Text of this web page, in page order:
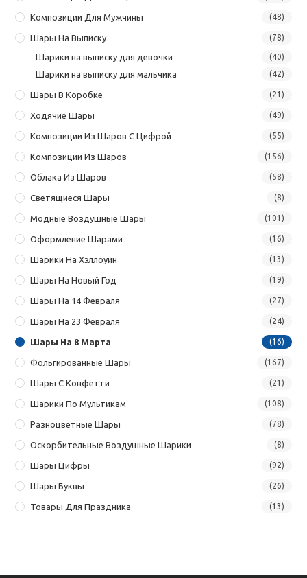
Композиции Для Мужчины (48)
Шары На Выписку (78)
Шарики на выписку для девочки (40)
Шарики на выписку для мальчика (42)
Шары В Коробке (21)
Ходячие Шары (49)
Композиции Из Шаров С Цифрой (55)
Композиции Из Шаров (156)
Облака Из Шаров (58)
Светящиеся Шары (8)
Модные Воздушные Шары (101)
Оформление Шарами (16)
Шарики На Хэллоуин (13)
Шары На Новый Год (19)
Шары На 14 Февраля (27)
Шары На 23 Февраля (24)
Шары На 8 Марта (16)
Фольгированные Шары (167)
Шары С Конфетти (21)
Шарики По Мультикам (108)
Разноцветные Шары (78)
Оскорбительные Воздушные Шарики (8)
Шары Цифры (92)
Шары Буквы (26)
Товары Для Праздника (13)